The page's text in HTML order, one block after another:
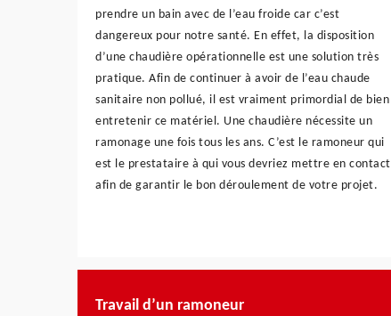
prendre un bain avec de l’eau froide car c’est
dangereux pour notre santé. En effet, la disposition
d’une chaudière opérationnelle est une solution très
pratique. Afin de continuer à avoir de l’eau chaude
sanitaire non pollué, il est vraiment primordial de bien
entretenir ce matériel. Une chaudière nécessite un
ramonage une fois tous les ans. C’est le ramoneur qui
est le prestataire à qui vous devriez mettre en contact
afin de garantir le bon déroulement de votre projet.
Travail d’un ramoneur